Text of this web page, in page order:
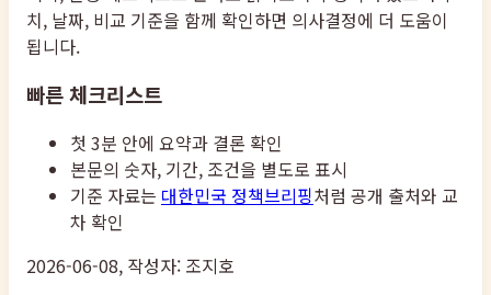
치, 날짜, 비교 기준을 함께 확인하면 의사결정에 더 도움이
됩니다.
빠른 체크리스트
첫 3분 안에 요약과 결론 확인
본문의 숫자, 기간, 조건을 별도로 표시
기준 자료는 대한민국 정책브리핑처럼 공개 출처와 교
차 확인
2026-06-08, 작성자: 조지호